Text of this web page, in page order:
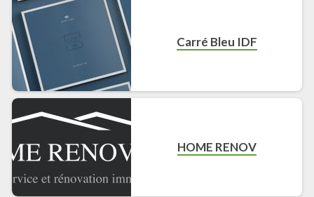
Carré Bleu IDF
HOME RENOV